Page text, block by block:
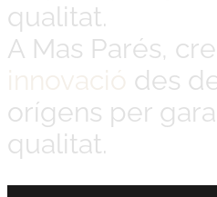
qualitat.
A Mas Parés,
des
orígens per
qualitat.